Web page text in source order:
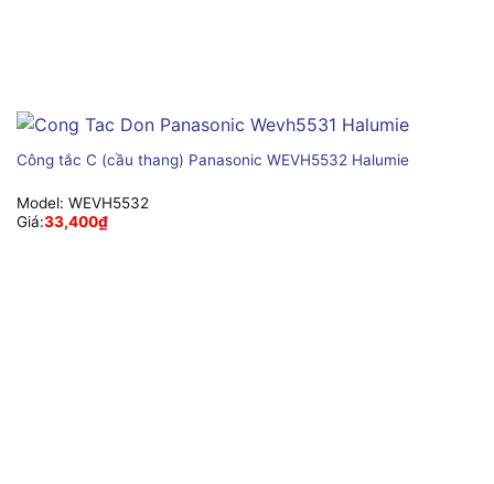
Công tắc C (cầu thang) Panasonic WEVH5532 Halumie
Model: WEVH5532
Giá:33,400₫